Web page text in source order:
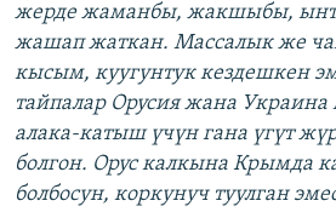
жерде жаманбы, жакшыбы,
жашап жаткан. Массалык же
кысым, куугунтук кездешкен
тайпалар Орусия жана
алака-катыш үчүн гана үгүт
болгон. Орус калкына Крымда
болбосун, коркунуч туулган